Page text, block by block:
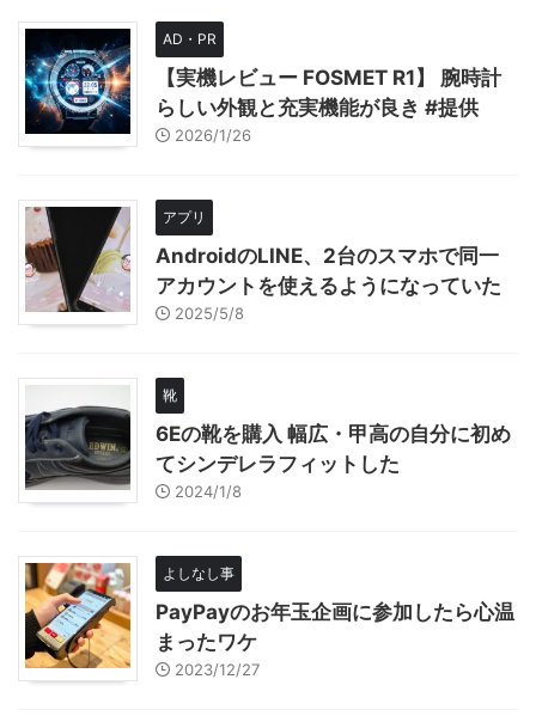
AD・PR
【実機レビュー FOSMET R1】 腕時計
らしい外観と充実機能が良き #提供
2026/1/26
アプリ
AndroidのLINE、2台のスマホで同一
アカウントを使えるようになっていた
2025/5/8
靴
6Eの靴を購入 幅広・甲高の自分に初め
てシンデレラフィットした
2024/1/8
よしなし事
PayPayのお年玉企画に参加したら心温
まったワケ
2023/12/27